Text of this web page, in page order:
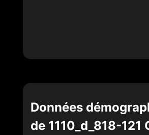
Données
de 1110_d_818-121